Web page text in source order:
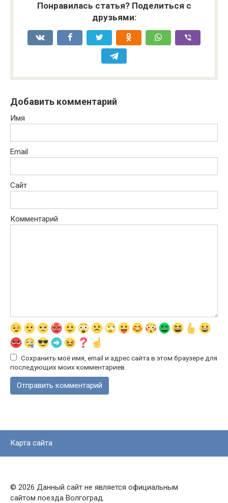
Понравилась статья? Поделиться с
друзьями:
Добавить комментарий
Имя
Email
Сайт
Комментарий
Сохранить моё имя, email и адрес сайта в этом браузере для
последующих моих комментариев.
Карта сайта
© 2026 Данный сайт не является официальным
сайтом поезда Волгоград.